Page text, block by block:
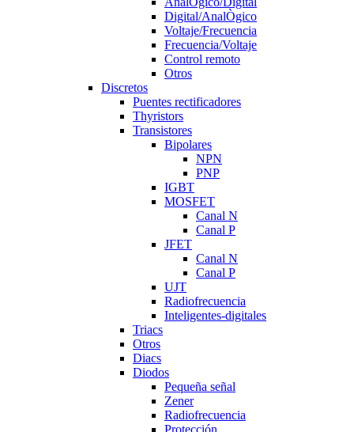
Digital/AnalÒgico
Voltaje/Frecuencia
Frecuencia/Voltaje
Control remoto
Otros
Discretos
Puentes rectificadores
Thyristors
Transistores
Bipolares
NPN
PNP
IGBT
MOSFET
Canal N
Canal P
JFET
Canal N
Canal P
UJT
Radiofrecuencia
Inteligentes-digitales
Triacs
Otros
Diacs
Diodos
Pequeña señal
Zener
Radiofrecuencia
Protección